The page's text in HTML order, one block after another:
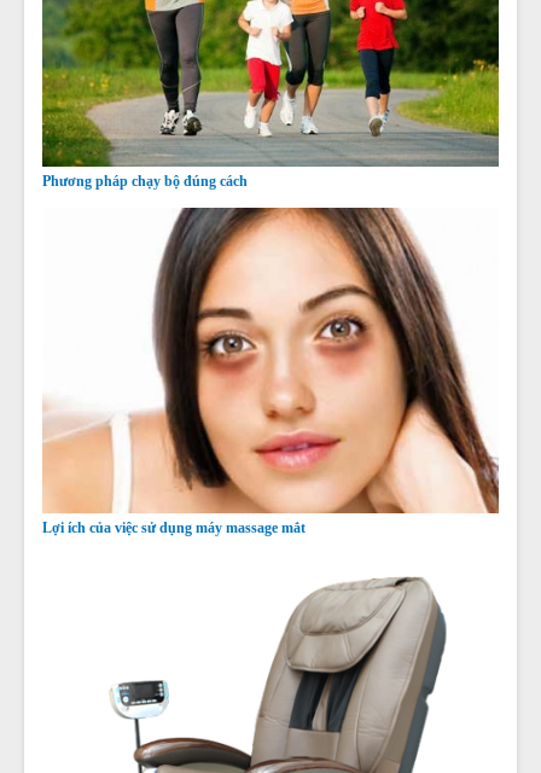
Phương pháp chạy bộ đúng cách
Lợi ích của việc sử dụng máy massage mắt